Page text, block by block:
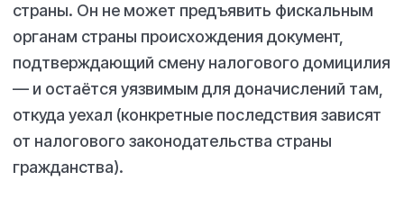
страны. Он не может предъявить фискальным
органам страны происхождения документ,
подтверждающий смену налогового домицилия
— и остаётся уязвимым для доначислений там,
откуда уехал (конкретные последствия зависят
от налогового законодательства страны
гражданства).